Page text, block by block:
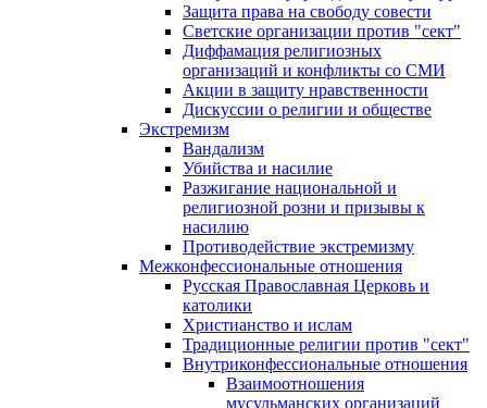
Защита права на свободу совести
Светские организации против "сект"
Диффамация религиозных
организаций и конфликты со СМИ
Акции в защиту нравственности
Дискуссии о религии и обществе
Экстремизм
Вандализм
Убийства и насилие
Разжигание национальной и
религиозной розни и призывы к
насилию
Противодействие экстремизму
Межконфессиональные отношения
Русская Православная Церковь и
католики
Христианство и ислам
Традиционные религии против "сект"
Внутриконфессиональные отношения
Взаимоотношения
мусульманских организаций